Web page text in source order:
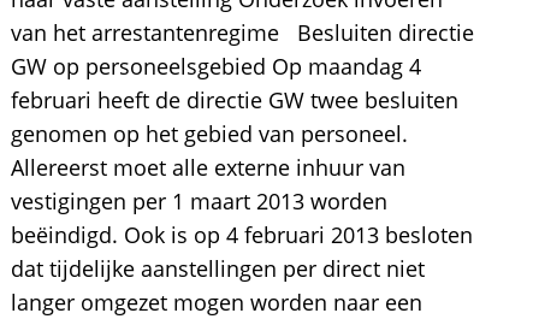
van het arrestantenregime Besluiten directie
GW op personeelsgebied Op maandag 4
februari heeft de directie GW twee besluiten
genomen op het gebied van personeel.
Allereerst moet alle externe inhuur van
vestigingen per 1 maart 2013 worden
beëindigd. Ook is op 4 februari 2013 besloten
dat tijdelijke aanstellingen per direct niet
langer omgezet mogen worden naar een